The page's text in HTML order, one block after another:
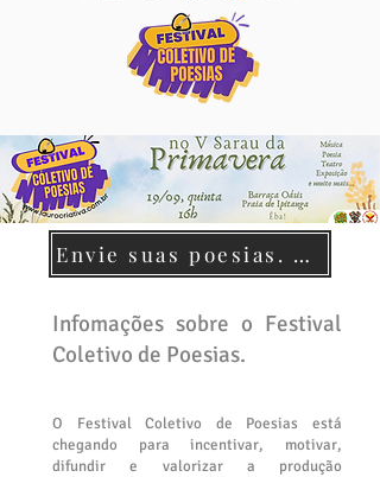
Envie suas poesias. Participe!
Infomações sobre o Festival
Coletivo de Poesias.​
O Festival Coletivo de Poesias está
chegando para incentivar, motivar,
difundir e valorizar a produção